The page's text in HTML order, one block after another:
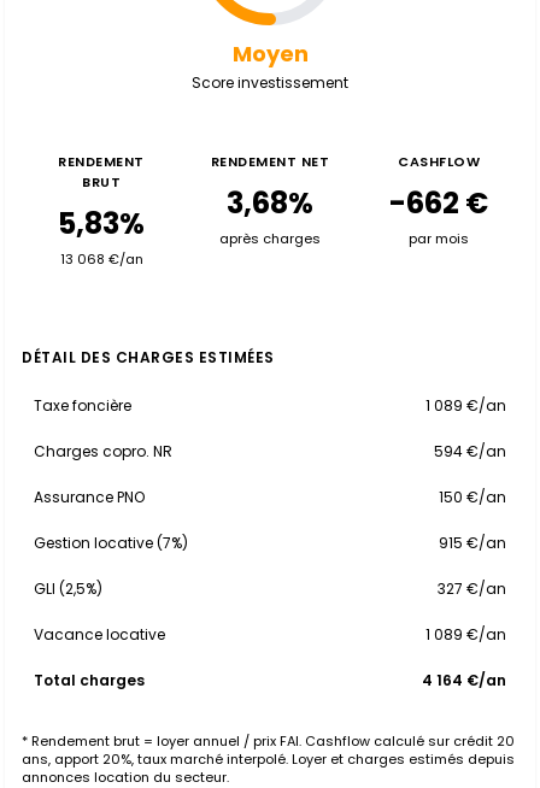
Moyen
Score investissement
RENDEMENT
BRUT
5,83%
13 068 €/an
RENDEMENT NET
3,68%
après charges
CASHFLOW
-662 €
par mois
DÉTAIL DES CHARGES ESTIMÉES
Taxe foncière 1 089 €/an
Charges copro. NR 594 €/an
Assurance PNO 150 €/an
Gestion locative (7%) 915 €/an
GLI (2,5%) 327 €/an
Vacance locative 1 089 €/an
Total charges 4 164 €/an
* Rendement brut = loyer annuel / prix FAI. Cashflow calculé sur crédit 20
ans, apport 20%, taux marché interpolé. Loyer et charges estimés depuis
annonces location du secteur.